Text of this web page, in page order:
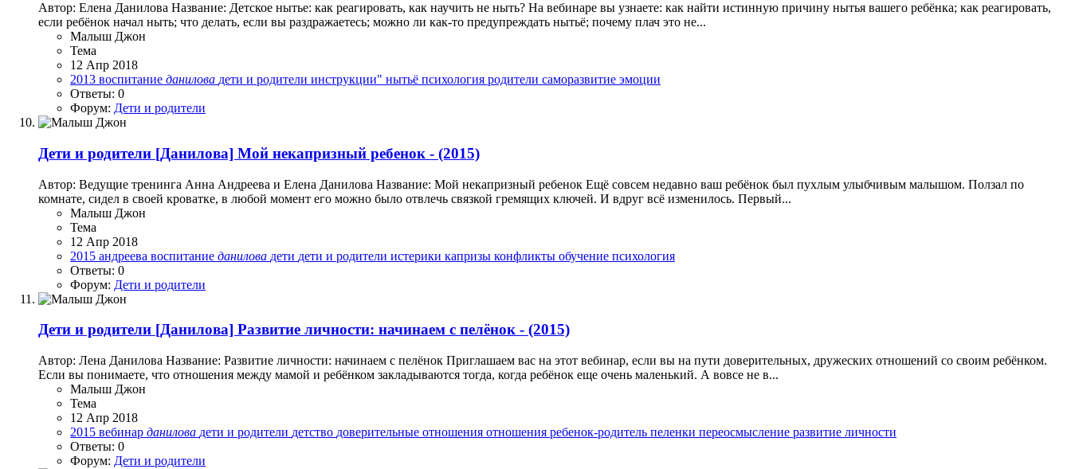
Автор: Елена Данилова Название: Детское нытье: как реагировать, как научить не ныть? На вебинаре вы узнаете: как найти истинную причину нытья вашего ребёнка; как реагировать,
если ребёнок начал ныть; что делать, если вы раздражаетесь; можно ли как-то предупреждать нытьё; почему плач это не...
Малыш Джон
Тема
12 Апр 2018
2013 воспитание данилова дети и родители инструкции" нытьё психология родители саморазвитие эмоции
Ответы: 0
Форум: Дети и родители
Дети и родители [Данилова] Мой некапризный ребенок - (2015)
Автор: Ведущие тренинга Анна Андреева и Елена Данилова Название: Мой некапризный ребенок Ещё совсем недавно ваш ребёнок был пухлым улыбчивым малышом. Ползал по
комнате, сидел в своей кроватке, в любой момент его можно было отвлечь связкой гремящих ключей. И вдруг всё изменилось. Первый...
Малыш Джон
Тема
12 Апр 2018
2015 андреева воспитание данилова дети дети и родители истерики капризы конфликты обучение психология
Ответы: 0
Форум: Дети и родители
Дети и родители [Данилова] Развитие личности: начинаем с пелёнок - (2015)
Автор: Лена Данилова Название: Развитие личности: начинаем с пелёнок Приглашаем вас на этот вебинар, если вы на пути доверительных, дружеских отношений со своим ребёнком.
Если вы понимаете, что отношения между мамой и ребёнком закладываются тогда, когда ребёнок еще очень маленький. А вовсе не в...
Малыш Джон
Тема
12 Апр 2018
2015 вебинар данилова дети и родители детство доверительные отношения отношения ребенок-родитель пеленки переосмысление развитие личности
Ответы: 0
Форум: Дети и родители